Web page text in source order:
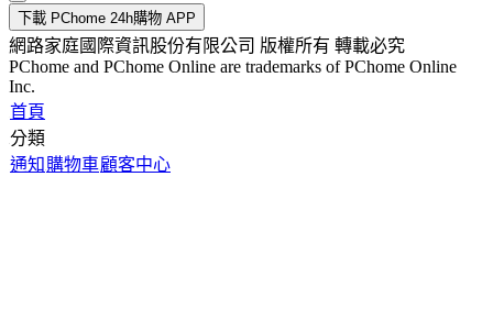
下載 PChome 24h購物 APP
網路家庭國際資訊股份有限公司 版權所有 轉載必究
PChome and PChome Online are trademarks of PChome Online
Inc.
首頁
分類
通知 購物車顧客中心